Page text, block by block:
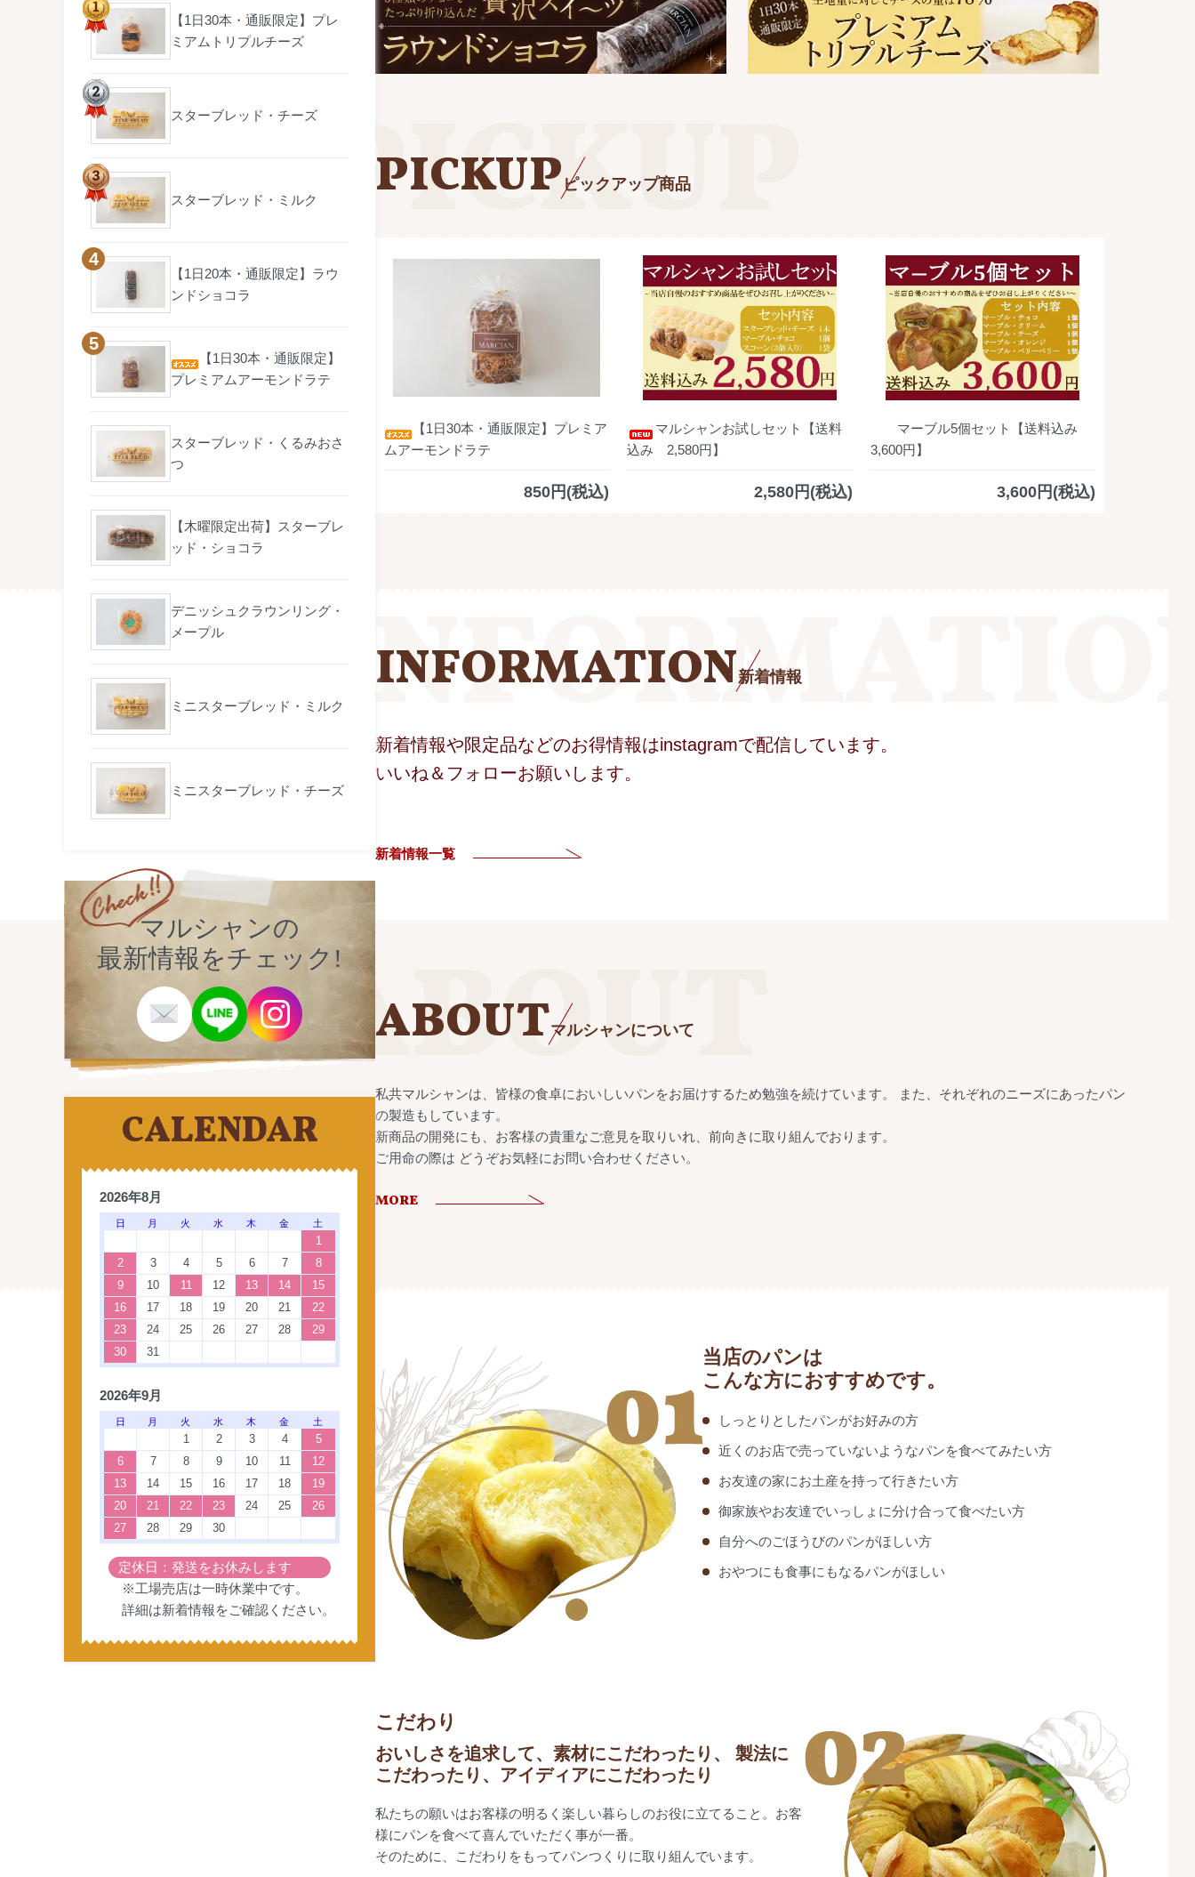
PICKUP ピックアップ商品
【1日30本・通販限定】プレミア
ムアーモンドラテ
850円(税込)
マルシャンお試しセット【送料
込み 2,580円】
2,580円(税込)
マーブル5個セット【送料込み
3,600円】
3,600円(税込)
INFORMATION新着情報
新着情報や限定品などのお得情報はinstagramで配信しています。
いいね＆フォローお願いします。
新着情報一覧
ABOUTマルシャンについて
私共マルシャンは、皆様の食卓においしいパンをお届けするため勉強を続けています。 また、それぞれのニーズにあったパン
の製造もしています。
新商品の開発にも、お客様の貴重なご意見を取りいれ、前向きに取り組んでおります。
ご用命の際は どうぞお気軽にお問い合わせください。
MORE
当店のパンは
こんな方におすすめです。
しっとりとしたパンがお好みの方
近くのお店で売っていないようなパンを食べてみたい方
お友達の家にお土産を持って行きたい方
御家族やお友達でいっしょに分け合って食べたい方
自分へのごほうびのパンがほしい方
おやつにも食事にもなるパンがほしい
こだわり
おいしさを追求して、素材にこだわったり、 製法に
こだわったり、アイディアにこだわったり
私たちの願いはお客様の明るく楽しい暮らしのお役に立てること。お客
様にパンを食べて喜んでいただく事が一番。
そのために、こだわりをもってパンつくりに取り組んでいます。
【1日30本・通販限定】プレ
ミアムトリプルチーズ
スターブレッド・チーズ
スターブレッド・ミルク
【1日20本・通販限定】ラウ
ンドショコラ
【1日30本・通販限定】
プレミアムアーモンドラテ
スターブレッド・くるみおさ
つ
【木曜限定出荷】スターブレ
ッド・ショコラ
デニッシュクラウンリング・
メープル
ミニスターブレッド・ミルク
ミニスターブレッド・チーズ
マルシャンの
最新情報をチェック!
CALENDAR
2026年8月
日 月 火 水 木 金 土
1
2
3 4 5 6 7
8
9
10 11 12 13 14
15
16
17 18 19 20 21
22
23
24 25 26 27 28
29
30
31
2026年9月
日 月 火 水 木 金 土
1 2 3 4
5
6
7 8 9 10 11
12
13
14 15 16 17 18
19
20
21 22 23 24 25
26
27
28 29 30
定休日：発送をお休みします
※工場売店は一時休業中です。
詳細は新着情報をご確認ください。